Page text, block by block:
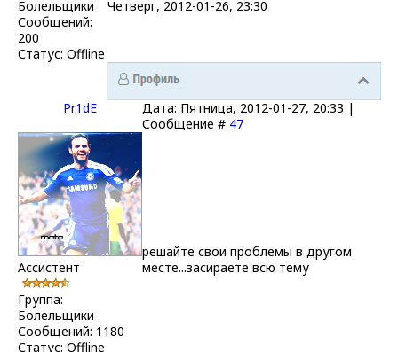
Болельщики
Сообщений:
200
Статус: Offline
Четверг, 2012-01-26, 23:30
Pr1dE
Дата: Пятница, 2012-01-27, 20:33 |
Сообщение # 47
Ассистент
Группа:
Болельщики
Сообщений: 1180
Статус: Offline
решайте свои проблемы в другом
месте...засираете всю тему